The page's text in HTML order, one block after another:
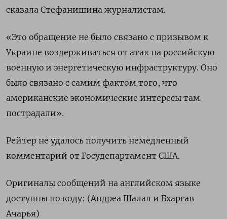
сказала Стефанишина ​журналистам.
«Это обращение не было связано с призывом к
Украине воздерживаться от атак на российскую
военную и энергетическую инфраструктуру. Оно
было связано с самим ​фактом того, ⁠что
американские экономические интересы там
пострадали».
Рейтер не ‌удалось получить немедленный
комментарий от Госудепартамент ‌США.
Оригиналы сообщений на английском языке ​
доступны по коду: (Андреа Шалал ‌и Бхаргав
Ачарья)